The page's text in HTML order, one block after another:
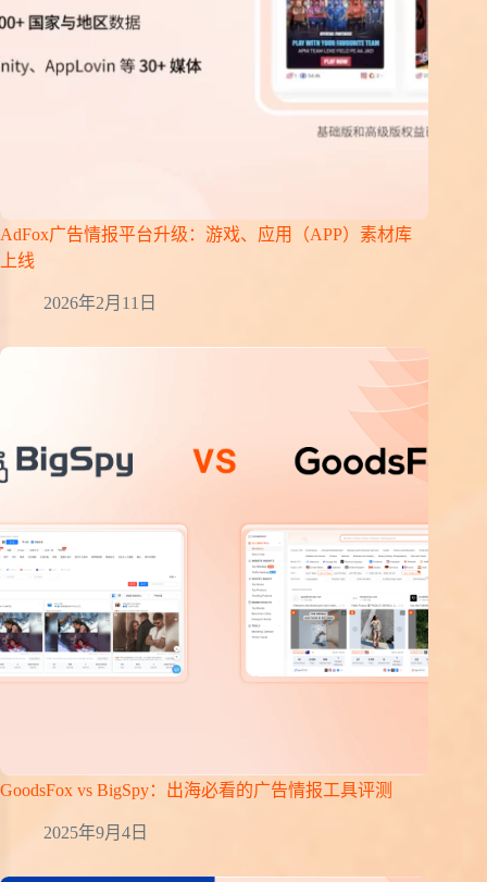
AdFox广告情报平台升级：游戏、应用（APP）素材库
上线
2026年2月11日
GoodsFox vs BigSpy：出海必看的广告情报工具评测
2025年9月4日